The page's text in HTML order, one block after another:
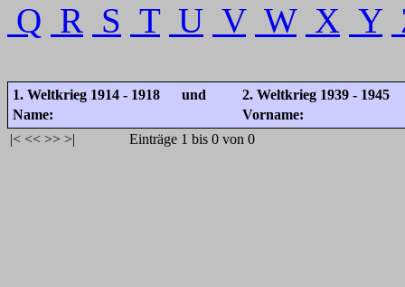
Q R S T U V W X Y
1. Weltkrieg 1914 - 1918 und
2. Weltkrieg 1939 - 1945
Name:
Vorname:
|< << >> >| Einträge 1 bis 0 von 0